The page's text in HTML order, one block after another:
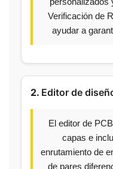
Verificación de
ayudar a
2. Editor de
El editor de
capas e
enrutamiento de
de pares